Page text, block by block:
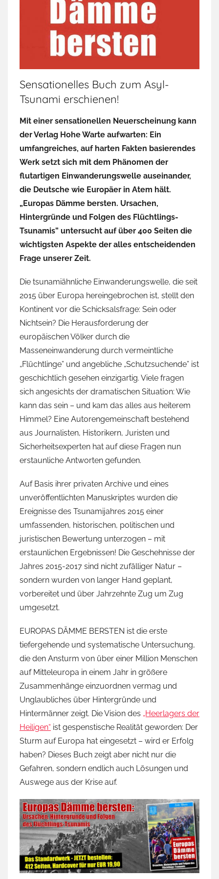
Sensationelles Buch zum Asyl-
Tsunami erschienen!
Mit einer sensationellen Neuerscheinung kann
der Verlag Hohe Warte aufwarten: Ein
umfangreiches, auf harten Fakten basierendes
Werk setzt sich mit dem Phänomen der
flutartigen Einwanderungswelle auseinander,
die Deutsche wie Europäer in Atem hält.
„Europas Dämme bersten. Ursachen,
Hintergründe und Folgen des Flüchtlings-
Tsunamis” untersucht auf über 400 Seiten die
wichtigsten Aspekte der alles entscheidenden
Frage unserer Zeit.
Die tsunamiähnliche Einwanderungswelle, die seit
2015 über Europa hereingebrochen ist, stellt den
Kontinent vor die Schicksalsfrage: Sein oder
Nichtsein? Die Herausforderung der
europäischen Völker durch die
Masseneinwanderung durch vermeintliche
„Flüchtlinge” und angebliche „Schutzsuchende” ist
geschichtlich gesehen einzigartig. Viele fragen
sich angesichts der dramatischen Situation: Wie
kann das sein – und kam das alles aus heiterem
Himmel? Eine Autorengemeinschaft bestehend
aus Journalisten, Historikern, Juristen und
Sicherheitsexperten hat auf diese Fragen nun
erstaunliche Antworten gefunden.
Auf Basis ihrer privaten Archive und eines
unveröffentlichten Manuskriptes wurden die
Ereignisse des Tsunamijahres 2015 einer
umfassenden, historischen, politischen und
juristischen Bewertung unterzogen – mit
erstaunlichen Ergebnissen! Die Geschehnisse der
Jahres 2015-2017 sind nicht zufälliger Natur –
sondern wurden von langer Hand geplant,
vorbereitet und über Jahrzehnte Zug um Zug
umgesetzt.
EUROPAS DÄMME BERSTEN ist die erste
tiefergehende und systematische Untersuchung,
die den Ansturm von über einer Million Menschen
auf Mitteleuropa in einem Jahr in größere
Zusammenhänge einzuordnen vermag und
Unglaubliches über Hintergründe und
Hintermänner zeigt. Die Vision des „Heerlagers der
Heiligen“ ist gespenstische Realität geworden: Der
Sturm auf Europa hat eingesetzt – wird er Erfolg
haben? Dieses Buch zeigt aber nicht nur die
Gefahren, sondern endlich auch Lösungen und
Auswege aus der Krise auf.